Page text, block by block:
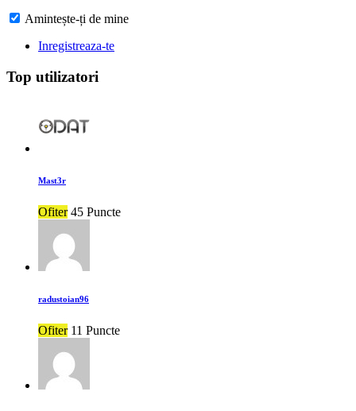
Amintește-ți de mine
Inregistreaza-te
Top utilizatori
Mast3r
Ofiter 45 Puncte
radustoian96
Ofiter 11 Puncte